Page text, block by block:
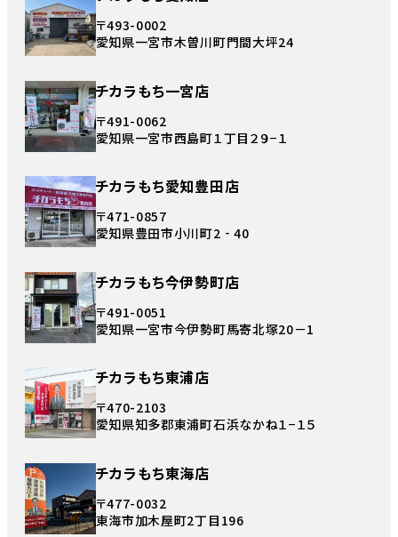
〒493-0002
愛知県一宮市木曽川町門間大坪24
チカラもち一宮店
〒491-0062
愛知県一宮市西島町１丁目２９−１
チカラもち愛知豊田店
〒471-0857
愛知県豊田市小川町2‐40
チカラもち今伊勢町店
〒491-0051
愛知県一宮市今伊勢町馬寄北塚20－1
チカラもち東浦店
〒470-2103
愛知県知多郡東浦町石浜なかね１−１５
チカラもち東海店
〒477-0032
東海市加木屋町2丁目196